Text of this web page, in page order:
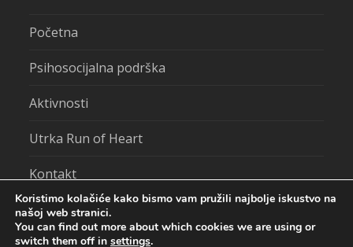
Početna
Psihosocijalna podrška
Aktivnosti
Utrka Run of Heart
Kontakt
Koristimo kolačiće kako bismo vam pružili najbolje iskustvo na
našoj web stranici.
You can find out more about which cookies we are using or
switch them off in settings.